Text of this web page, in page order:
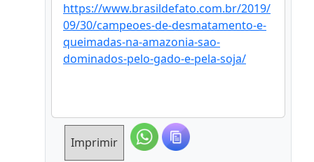
https://www.brasildefato.com.br/2019/
09/30/campeoes-de-desmatamento-e-
queimadas-na-amazonia-sao-
dominados-pelo-gado-e-pela-soja/
Imprimir